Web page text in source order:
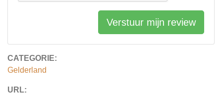
CATEGORIE:
Gelderland
URL:
Verstuur mijn review